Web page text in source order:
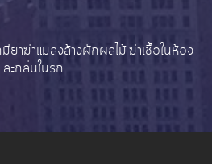
มียาฆ่าแมลงล้างผักผลไม้ ฆ่าเชื้อในห้อง
ะกลิ่นในรถ